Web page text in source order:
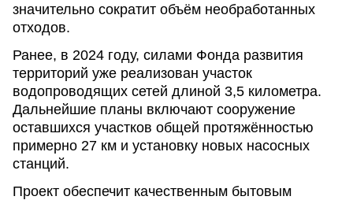
значительно сократит объём необработанных
отходов.
Ранее, в 2024 году, силами Фонда развития
территорий уже реализован участок
водопроводящих сетей длиной 3,5 километра.
Дальнейшие планы включают сооружение
оставшихся участков общей протяжённостью
примерно 27 км и установку новых насосных
станций.
Проект обеспечит качественным бытовым